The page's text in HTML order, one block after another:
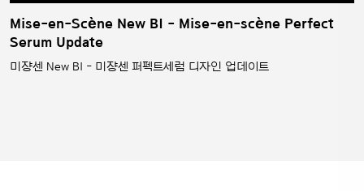
Mise-en-Scène New BI - Mise-en-scène Perfect
Serum Update
미쟝센 New BI - 미쟝센 퍼펙트세럼 디자인 업데이트